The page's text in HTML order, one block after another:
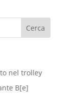
nel trolley
B[e]